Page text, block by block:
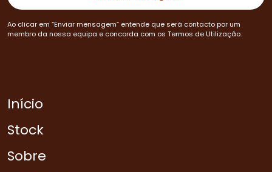
Ao clicar em “Enviar mensagem” entende que será contacto por um
membro da nossa equipa e concorda com os Termos de Utilização.
Início
Stock
Sobre